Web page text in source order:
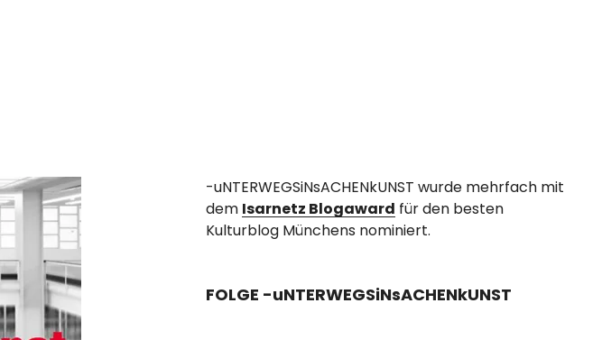
-uNTERWEGSiNsACHENkUNST wurde mehrfach mit
dem Isarnetz Blogaward für den besten
Kulturblog Münchens nominiert.
FOLGE -uNTERWEGSiNsACHENkUNST